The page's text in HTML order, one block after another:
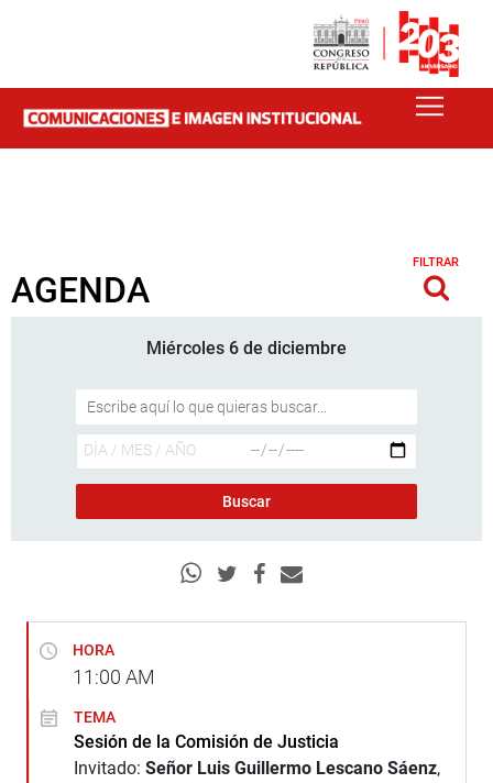
AGENDA
FILTRAR
Miércoles 6 de diciembre
HORA
11:00 AM
TEMA
Sesión de la Comisión de Justicia
Invitado: Señor Luis Guillermo Lescano Sáenz,